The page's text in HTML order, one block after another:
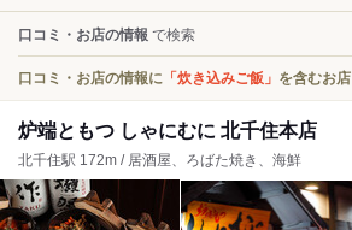
口コミ・お店の情報 で検索
口コミ・お店の情報に 「炊き込みご飯」 を含むお店
炉端ともつ しゃにむに 北千住本店
北千住駅 172m / 居酒屋、ろばた焼き、海鮮